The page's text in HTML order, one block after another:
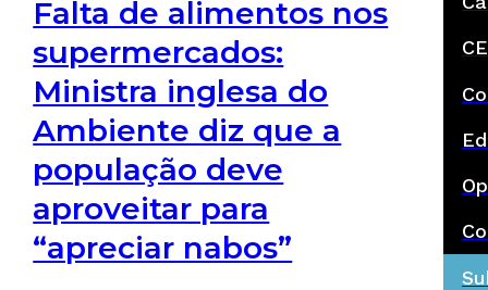
Falta de alimentos nos
supermercados:
Ministra inglesa do
Ambiente diz que a
população deve
aproveitar para
“apreciar nabos”